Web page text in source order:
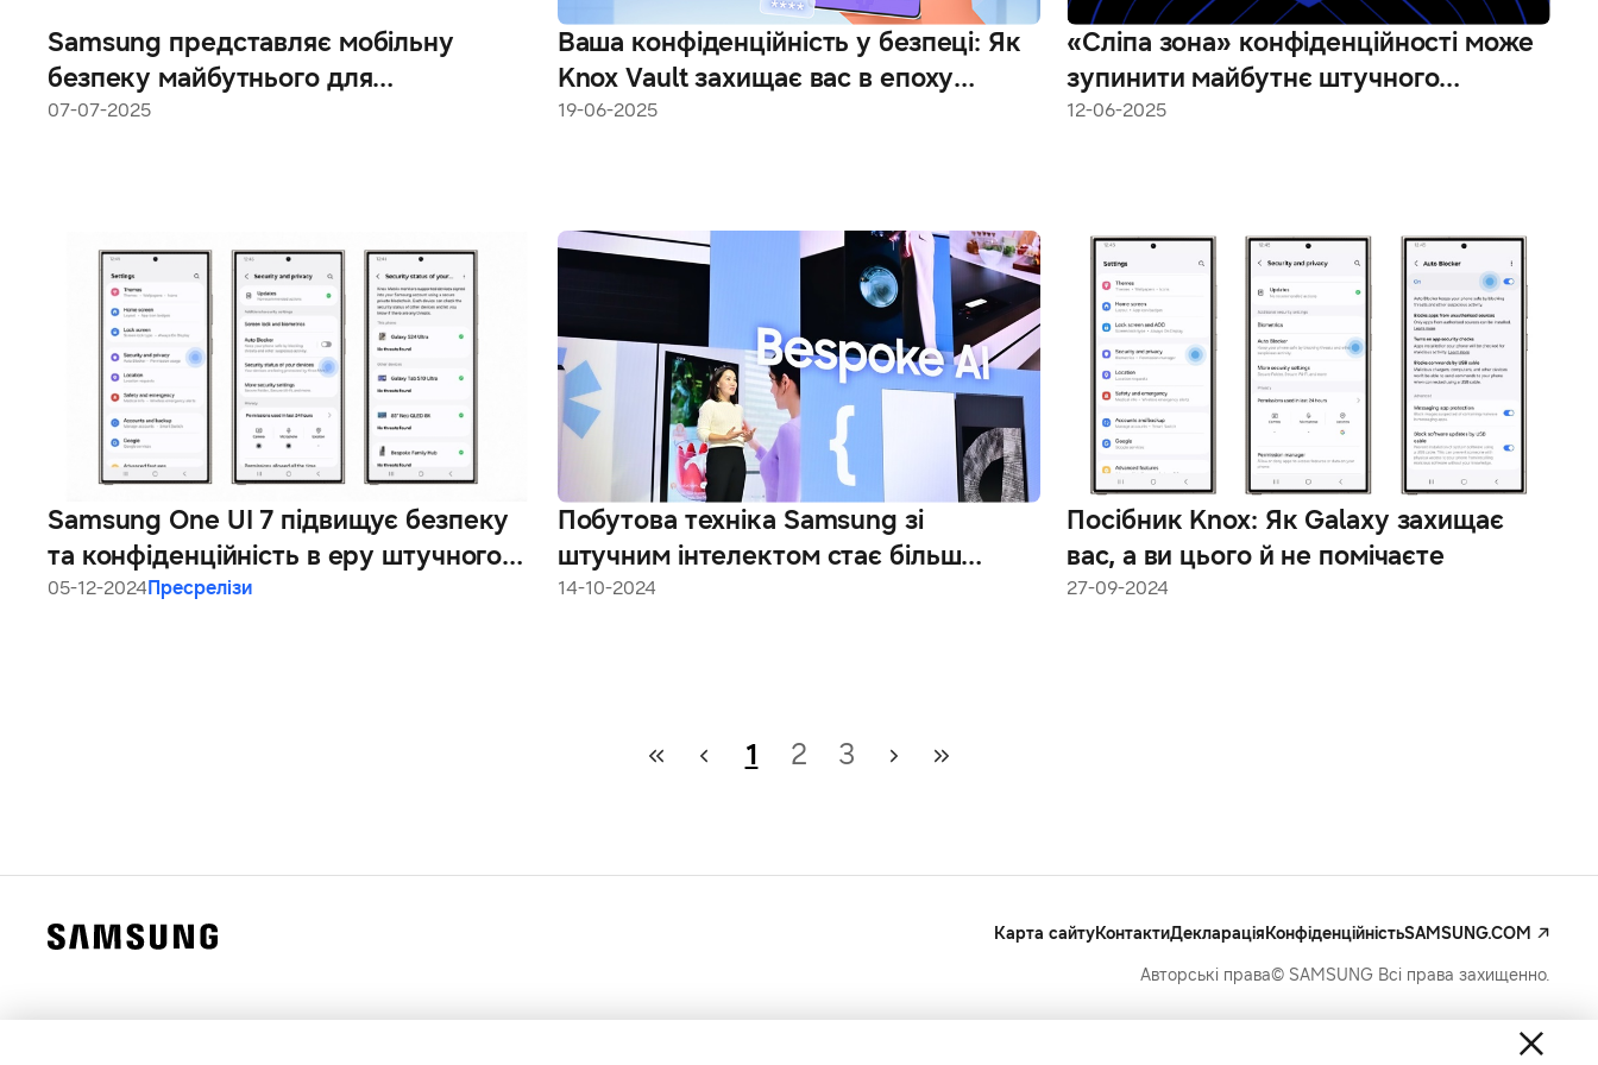
Samsung представляє мобільну
безпеку майбутнього для
персоналізованого AI-досвіду
07-07-2025
Ваша конфіденційність у безпеці: Як
Knox Vault захищає вас в епоху
штучного інтелекту
19-06-2025
«Сліпа зона» конфіденційності може
зупинити майбутнє штучного
інтелекту в домівках європейців, –
12-06-2025
Samsung One UI 7 підвищує безпеку
та конфіденційність в еру штучного
інтелекту, надаючи користувачам
05-12-2024Пресрелізи
Побутова техніка Samsung зі
штучним інтелектом стає більш
захищеною завдяки Knox Matrix
14-10-2024
Посібник Knox: Як Galaxy захищає
вас, а ви цього й не помічаєте
27-09-2024
1 2 3
Карта сайтуКонтактиДеклараціяКонфіденційністьSAMSUNG.COM
Авторські права© SAMSUNG Всі права захищенно.